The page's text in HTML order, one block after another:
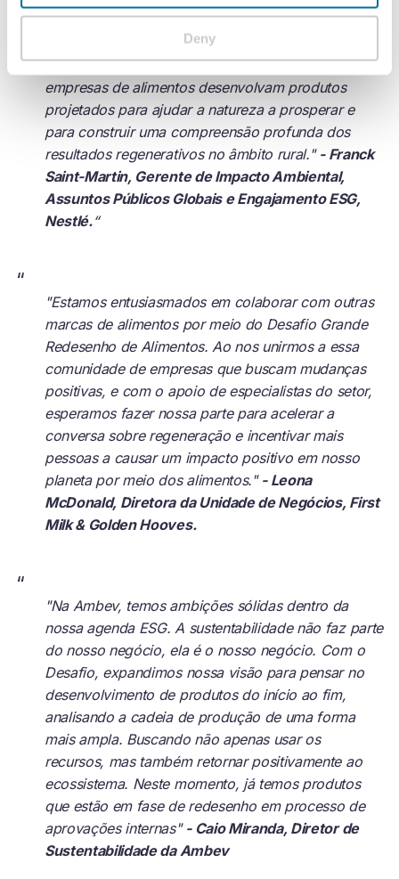
Deny
Grande Redesenho de Alimentos. Acreditamos que
os alimentos têm o poder de regenerar a natureza,
e isso oferece uma oportunidade única para que as
empresas de alimentos desenvolvam produtos
projetados para ajudar a natureza a prosperar e
para construir uma compreensão profunda dos
resultados regenerativos no âmbito rural." - Franck
Saint-Martin, Gerente de Impacto Ambiental,
Assuntos Públicos Globais e Engajamento ESG,
Nestlé.“
“
"Estamos entusiasmados em colaborar com outras
marcas de alimentos por meio do Desafio Grande
Redesenho de Alimentos. Ao nos unirmos a essa
comunidade de empresas que buscam mudanças
positivas, e com o apoio de especialistas do setor,
esperamos fazer nossa parte para acelerar a
conversa sobre regeneração e incentivar mais
pessoas a causar um impacto positivo em nosso
planeta por meio dos alimentos." - Leona
McDonald, Diretora da Unidade de Negócios, First
Milk & Golden Hooves.
“
"Na Ambev, temos ambições sólidas dentro da
nossa agenda ESG. A sustentabilidade não faz parte
do nosso negócio, ela é o nosso negócio. Com o
Desafio, expandimos nossa visão para pensar no
desenvolvimento de produtos do início ao fim,
analisando a cadeia de produção de uma forma
mais ampla. Buscando não apenas usar os
recursos, mas também retornar positivamente ao
ecossistema. Neste momento, já temos produtos
que estão em fase de redesenho em processo de
aprovações internas" - Caio Miranda, Diretor de
Sustentabilidade da Ambev